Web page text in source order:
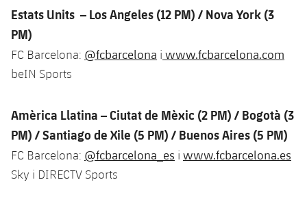
Història
Palmarès
Femení
Agenda
Bàsquet en cadira de rodes
plusicon
més
Jugadors
Calendari
Resultats
Classificació
plusicon
més
Actualitat
Jugadors
Calendari
Resultats
Notícies
Hockey Herba Masculí
Patinatge artístic
plusicon
més
Actualitat
Escola de Patinatge
Estats Units – Los Angeles (12 PM) / Nova York (3
PM)
FC Barcelona: @fcbarcelona i www.fcbarcelona.com
beIN Sports
Amèrica Llatina – Ciutat de Mèxic (2 PM) / Bogotà (3
PM) /Santiago de Xile (5 PM) / Buenos Aires (5 PM)
FC Barcelona: @fcbarcelona_es i www.fcbarcelona.es
Sky i DIRECTV Sports